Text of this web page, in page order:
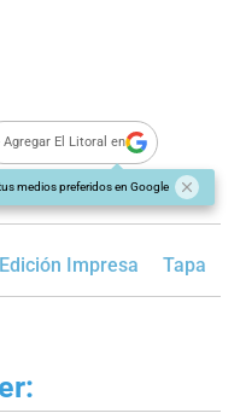
Agregar El Litoral en
medios preferidos en Google
Edición Impresa Tapa